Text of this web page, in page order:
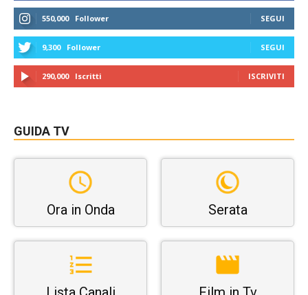
550,000 Follower SEGUI
9,300 Follower SEGUI
290,000 Iscritti ISCRIVITI
GUIDA TV
Ora in Onda Serata